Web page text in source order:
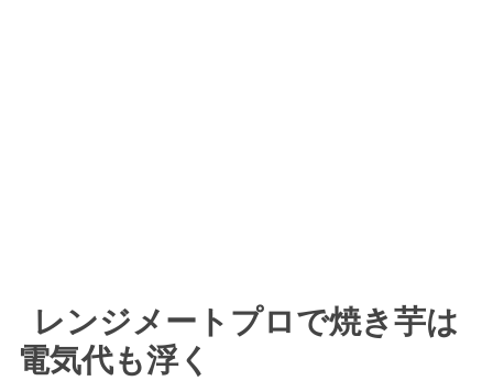
レンジメートプロで焼き芋は
電気代も浮く